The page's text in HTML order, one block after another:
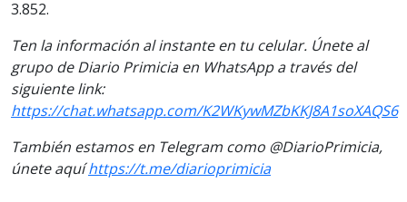
3.852.
Ten la información al instante en tu celular. Únete al
grupo de Diario Primicia en WhatsApp a través del
siguiente link:
https://chat.whatsapp.com/K2WKywMZbKKJ8A1soXAQS6
También estamos en Telegram como @DiarioPrimicia,
únete aquíhttps://t.me/diarioprimicia